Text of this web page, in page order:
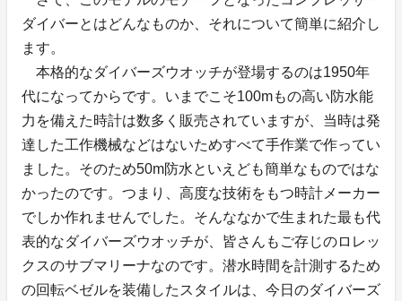
ダイバーとはどんなものか、それについて簡単に紹介し
ます。
本格的なダイバーズウオッチが登場するのは1950年
代になってからです。いまでこそ100mもの高い防水能
力を備えた時計は数多く販売されていますが、当時は発
達した工作機械などはないためすべて手作業で作ってい
ました。そのため50m防水といえども簡単なものではな
かったのです。つまり、高度な技術をもつ時計メーカー
でしか作れませんでした。そんななかで生まれた最も代
表的なダイバーズウオッチが、皆さんもご存じのロレッ
クスのサブマリーナなのです。潜水時間を計測するため
の回転ベゼルを装備したスタイルは、今日のダイバーズ